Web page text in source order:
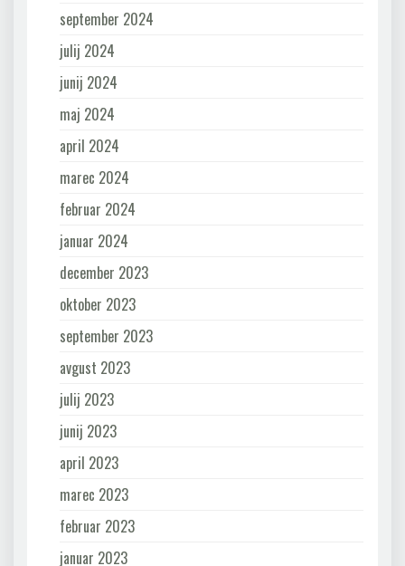
september 2024
julij 2024
junij 2024
maj 2024
april 2024
marec 2024
februar 2024
januar 2024
december 2023
oktober 2023
september 2023
avgust 2023
julij 2023
junij 2023
april 2023
marec 2023
februar 2023
januar 2023